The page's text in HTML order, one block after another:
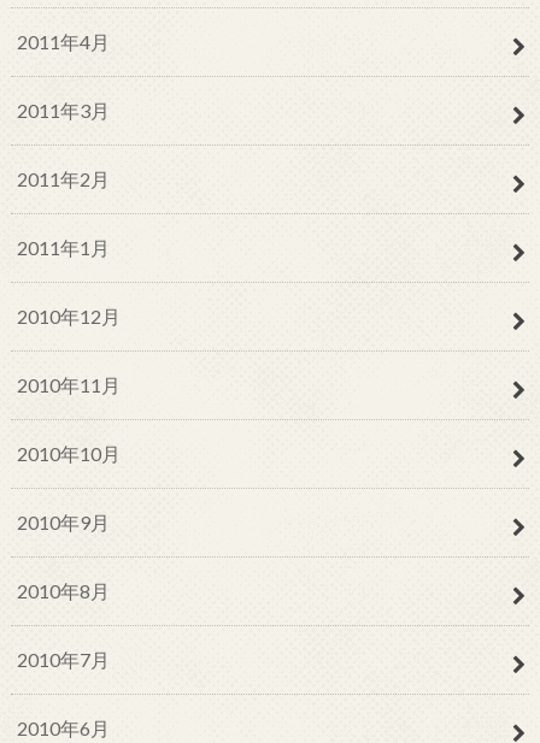
2011年4月
2011年3月
2011年2月
2011年1月
2010年12月
2010年11月
2010年10月
2010年9月
2010年8月
2010年7月
2010年6月